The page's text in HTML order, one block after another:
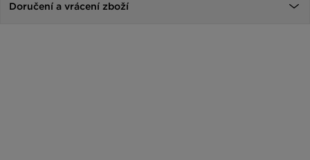
Doručení a vrácení zboží